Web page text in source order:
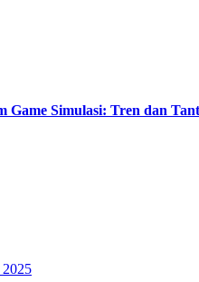
Game Simulasi: Tren dan